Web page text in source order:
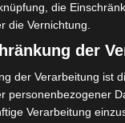
von „Archetyp
die
die Vernichtung.
der
der Verarbeitung ist
personenbezogener
Verarbeitung